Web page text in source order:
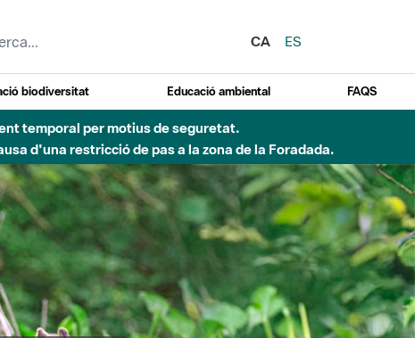
CA
ES
biodiversitat Educació ambiental FAQS
temporal per motius de seguretat.
d'una restricció de pas a la zona de la Foradada.